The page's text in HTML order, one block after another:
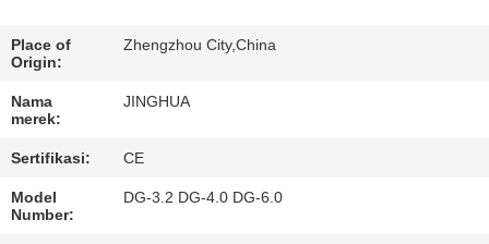
KUALITAS
HUBUNGI
KAMI
Place of
Origin:
Zhengzhou City,China
Nama
merek:
JINGHUA
Sertifikasi: CE
Model
Number:
DG-3.2 DG-4.0 DG-6.0